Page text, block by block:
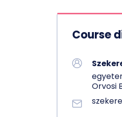
Course
Orvosi